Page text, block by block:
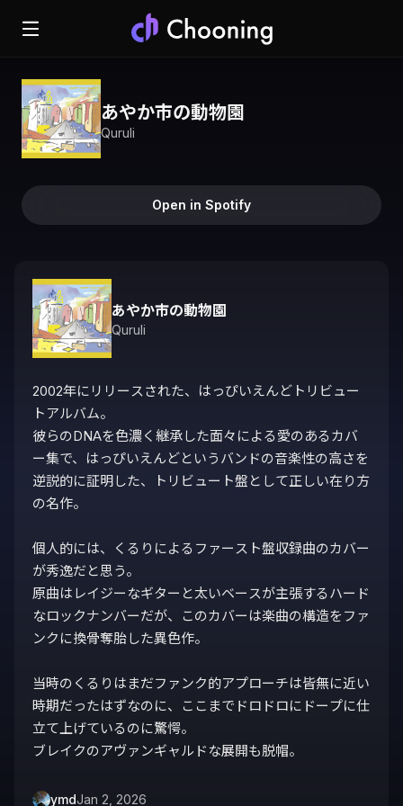
あやか市の動物園
Quruli
Open in Spotify
あやか市の動物園
Quruli
2002年にリリースされた、はっぴいえんどトリビュー
トアルバム。
彼らのDNAを色濃く継承した面々による愛のあるカバ
ー集で、はっぴいえんどというバンドの音楽性の高さを
逆説的に証明した、トリビュート盤として正しい在り方
の名作。
個人的には、くるりによるファースト盤収録曲のカバー
が秀逸だと思う。
原曲はレイジーなギターと太いベースが主張するハード
なロックナンバーだが、このカバーは楽曲の構造をファ
ンクに換骨奪胎した異色作。
当時のくるりはまだファンク的アプローチは皆無に近い
時期だったはずなのに、ここまでドロドロにドープに仕
立て上げているのに驚愕。
ブレイクのアヴァンギャルドな展開も脱帽。
ymdJan 2, 2026